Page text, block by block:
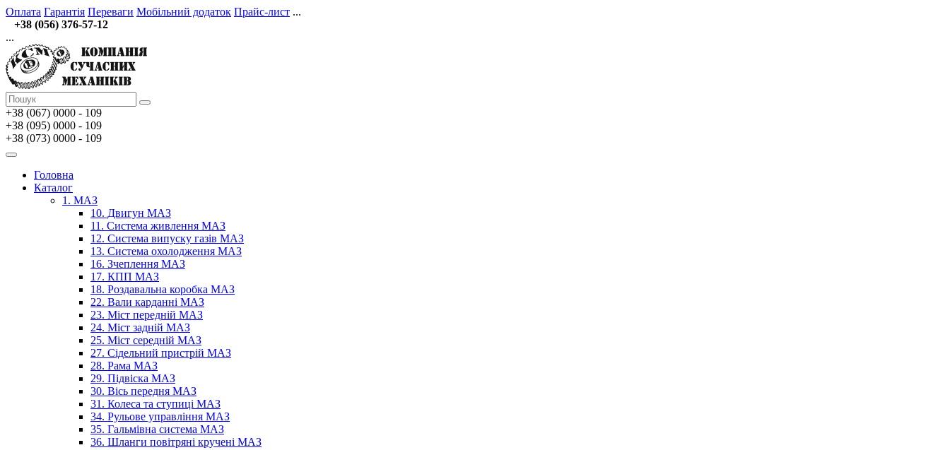
Оплата Гарантія Переваги Мобільний додаток Прайс-лист ...
+38 (056) 376-57-12
...
+38 (067) 0000 - 109
+38 (095) 0000 - 109
+38 (073) 0000 - 109
Головна
Каталог
1. МАЗ
10. Двигун МАЗ
11. Система живлення МАЗ
12. Система випуску газів МАЗ
13. Система охолодження МАЗ
16. Зчеплення МАЗ
17. КПП МАЗ
18. Роздавальна коробка МАЗ
22. Вали карданні МАЗ
23. Міст передній МАЗ
24. Міст задній МАЗ
25. Міст середній МАЗ
27. Сідельний пристрій МАЗ
28. Рама МАЗ
29. Підвіска МАЗ
30. Вісь передня МАЗ
31. Колеса та ступиці МАЗ
34. Рульове управління МАЗ
35. Гальмівна система МАЗ
36. Шланги повітряні кручені МАЗ